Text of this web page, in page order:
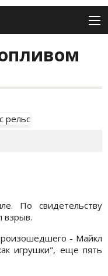
По свидетельству
взрыв.
- Майкл
игрушки", еще пять